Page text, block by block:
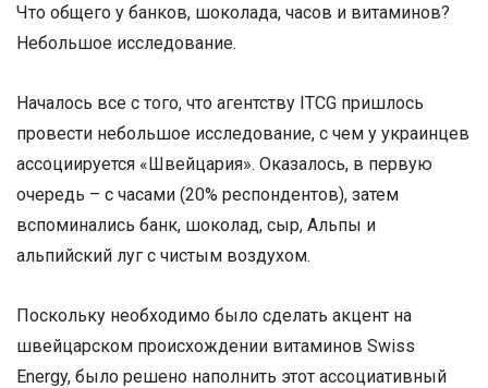
Что общего у банков, шоколада, часов и витаминов?
Небольшое исследование.
Началось все с того, что агентству ITCG пришлось
провести небольшое исследование, с чем у украинцев
ассоциируется «Швейцария». Оказалось, в первую
очередь – с часами (20% респондентов), затем
вспоминались банк, шоколад, сыр, Альпы и
альпийский луг с чистым воздухом.
Поскольку необходимо было сделать акцент на
швейцарском происхождении витаминов Swiss
Energy, было решено наполнить этот ассоциативный